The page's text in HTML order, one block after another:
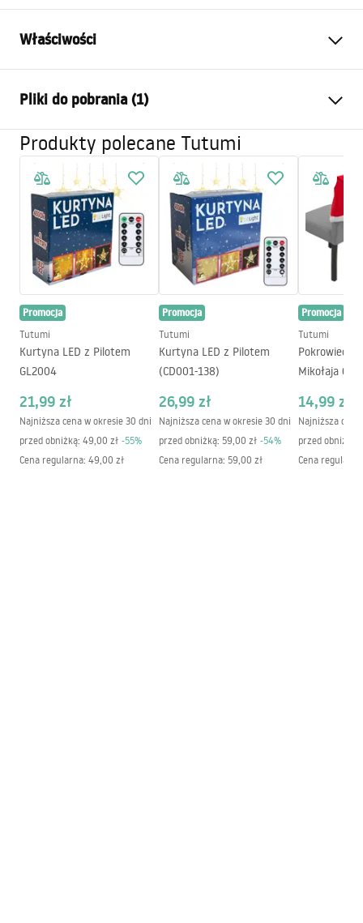
Właściwości
Zastosowany gwint
Temperatura barwowa (K)
6000K
Temperatura barwowa
zimna
Strumień świetlny
540lm
Średnica (mm)
49mm
Długość (mm)
59mm
stopień ochrony
IP20
Model
WOJ 13266
Wskaźnik oddawania barw
(CRI)
RA > 80
Kąt rozsyłu światła 120°
Zużycie energii przez 1000
Średnia trwałość znamionowa 17000h
Pliki do pobrania (1)
etykieta energetyczna
13266.pdf
Produkty polecane Tutumi
Promocja
Tutumi
Kurtyna LED z Pilotem
GL2004
21,99 zł
Najniższa cena w okresie 30 dni
przed obniżką: 49,00 zł -55%
Cena regularna: 49,00 zł
Promocja
Tutumi
Kurtyna LED z Pilotem
(CD001-138)
26,99 zł
Najniższa cena w okresie 30 dni
przed obniżką: 59,00 zł -54%
Cena regularna: 59,00 zł
Promocja
Tutumi
Pokrowiec
Mikołaja 6
14,99 zł
Najniższa
przed obniżką:
Cena regularna